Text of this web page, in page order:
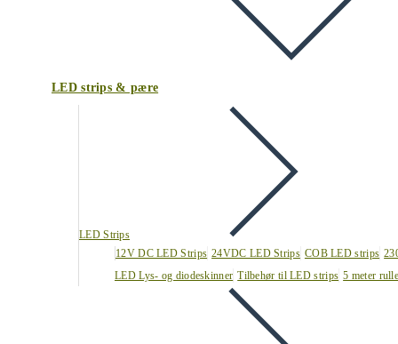
LED strips & pære
LED Strips
12V DC LED Strips 24VDC LED Strips COB LED strips
LED Lys- og diodeskinner Tilbehør til LED strips 5 meter